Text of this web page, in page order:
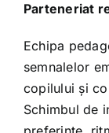
Parteneriat
Echipa
semnalelor
copilului și
Schimbul de